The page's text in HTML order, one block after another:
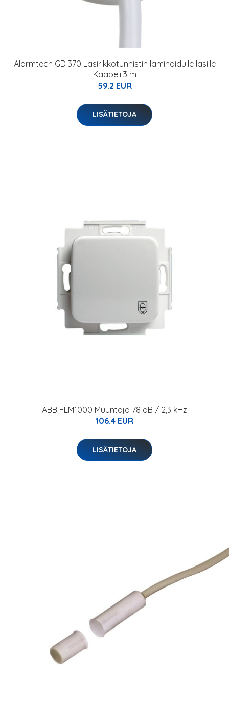
Alarmtech GD 370 Lasirikkotunnistin laminoidulle lasille
Kaapeli 3 m
59.2 EUR
LISÄTIETOJA
ABB FLM1000 Muuntaja 78 dB / 2,3 kHz
106.4 EUR
LISÄTIETOJA